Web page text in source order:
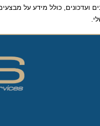
כולל מידע על מבצעים